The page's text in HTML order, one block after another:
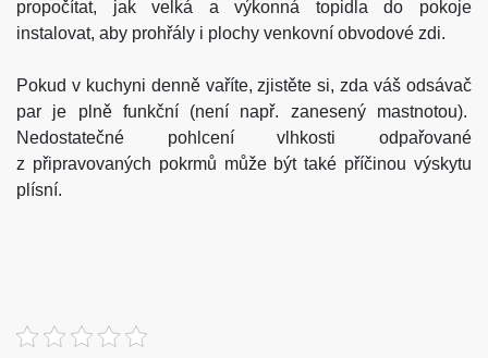
propočítat, jak velká a výkonná topidla do pokoje
instalovat, aby prohřály i plochy venkovní obvodové zdi.
Pokud v kuchyni denně vaříte, zjistěte si, zda váš odsávač
par je plně funkční (není např. zanesený mastnotou).
Nedostatečné pohlcení vlhkosti odpařované
z připravovaných pokrmů může být také příčinou výskytu
plísní.